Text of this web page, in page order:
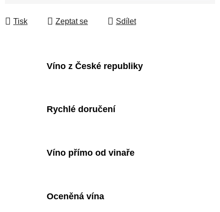
Tisk Zeptat se Sdílet
Víno z České republiky
Rychlé doručení
Víno přímo od vinaře
Oceněná vína